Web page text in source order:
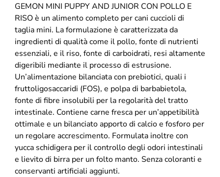
GEMON MINI PUPPY AND JUNIOR CON POLLO E
RISO è un alimento completo per cani cuccioli di
taglia mini. La formulazione è caratterizzata da
ingredienti di qualità come il pollo, fonte di nutrienti
essenziali, e il riso, fonte di carboidrati, resi altamente
digeribili mediante il processo di estrusione.
Un’alimentazione bilanciata con prebiotici, quali i
fruttoligosaccaridi (FOS), e polpa di barbabietola,
fonte di fibre insolubili per la regolarità del tratto
intestinale. Contiene carne fresca per un’appetibilità
ottimale e un bilanciato apporto di calcio e fosforo per
un regolare accrescimento. Formulata inoltre con
yucca schidigera per il controllo degli odori intestinali
e lievito di birra per un folto manto. Senza coloranti e
conservanti artificiali aggiunti.